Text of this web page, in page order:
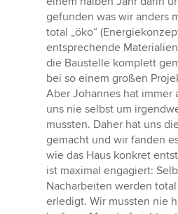
gefunden was wir anders
total „öko“
entsprechende
die Baustelle komplett
bei so einem großen
Aber Johannes hat immer
uns nie selbst um
mussten. Daher hat uns
gemacht und wir fanden
wie das Haus konkret
ist maximal engagiert:
Nacharbeiten werden
erledigt. Wir mussten nie